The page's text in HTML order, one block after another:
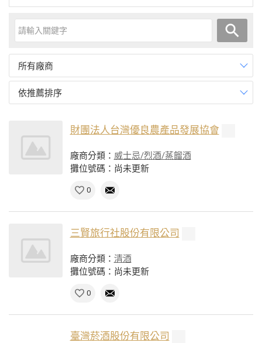
所有廠商
依推薦排序
財團法人台灣優良農產品發展協會
廠商分類： 威士忌/烈酒/蒸餾酒
攤位號碼：尚未更新
0
三賢旅行社股份有限公司
廠商分類： 清酒
攤位號碼：尚未更新
0
臺灣菸酒股份有限公司